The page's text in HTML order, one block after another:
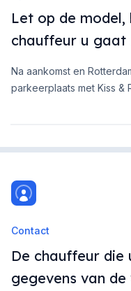
Let op de model,
chauffeur u gaat
Na aankomst en
parkeerplaats met Kiss &
Contact
De chauffeur die
gegevens van